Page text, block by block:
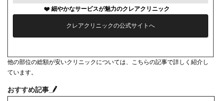
カウンセリング代 0円
0円
麻酔代
キャンセル料
細やかなサービスが魅力のクレアクリニック
クレアクリニックの公式サイトへ
他の部位の総額が安いクリニックについては、こちらの記事で詳しく紹介し
ています。
おすすめ記事